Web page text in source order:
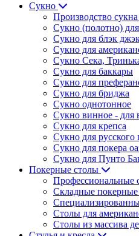
Сукно
Производство сукна
Сукно (полотно)
Сукно для блэк
Сукно для
Сукно Сека,
Сукно для баккары
Сукно для
Сукно для бриджа
Сукно однотонное
Сукно винное - для
Сукно для крепса
Сукно для русского
Сукно для покера
Сукно для Пунто
Покерные столы
Профессиональные
Складные
Столы для
Столы из массива